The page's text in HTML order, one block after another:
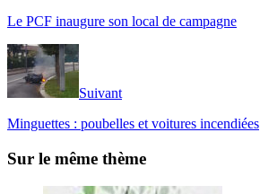
Le PCF inaugure son local de campagne
Suivant
Minguettes : poubelles et voitures incendiées
Sur le même thème